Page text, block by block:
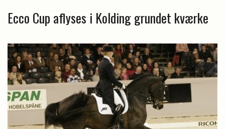
Ecco Cup aflyses i Kolding grundet kværke